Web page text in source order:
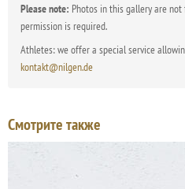
Please note: Photos in this gallery are
permission is required.
Athletes: we offer a special service
kontakt@nilgen.de
Смотрите также